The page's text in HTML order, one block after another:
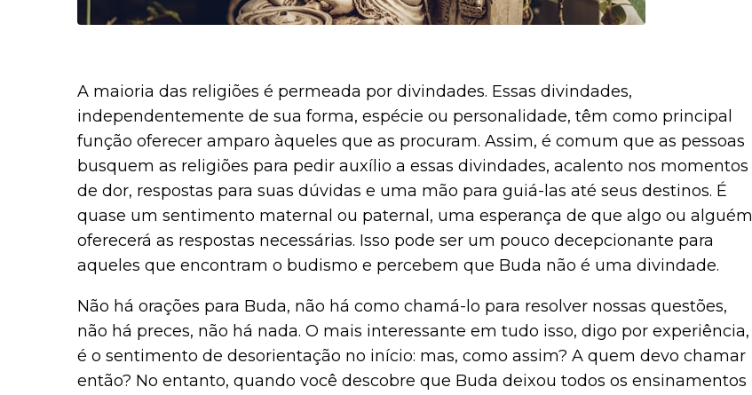
A maioria das religiões é permeada por divindades. Essas divindades,
independentemente de sua forma, espécie ou personalidade, têm como principal
função oferecer amparo àqueles que as procuram. Assim, é comum que as pessoas
busquem as religiões para pedir auxílio a essas divindades, acalento nos momentos
de dor, respostas para suas dúvidas e uma mão para guiá-las até seus destinos. É
quase um sentimento maternal ou paternal, uma esperança de que algo ou alguém
oferecerá as respostas necessárias. Isso pode ser um pouco decepcionante para
aqueles que encontram o budismo e percebem que Buda não é uma divindade.
Não há orações para Buda, não há como chamá-lo para resolver nossas questões,
não há preces, não há nada. O mais interessante em tudo isso, digo por experiência,
é o sentimento de desorientação no início: mas, como assim? A quem devo chamar
então? No entanto, quando você descobre que Buda deixou todos os ensinamentos